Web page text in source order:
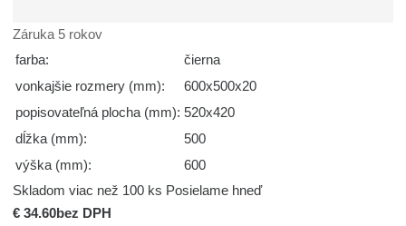
Záruka 5 rokov
farba:
čierna
vonkajšie rozmery (mm):
600x500x20
popisovateľná plocha (mm): 520x420
dĺžka (mm):
500
výška (mm):
600
Skladom viac než 100 ks Posielame hneď
€ 34.60bez DPH